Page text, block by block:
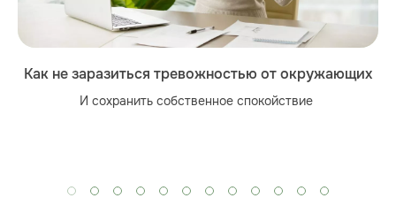
Как не заразиться тревожностью от окружающих
И сохранить собственное спокойствие